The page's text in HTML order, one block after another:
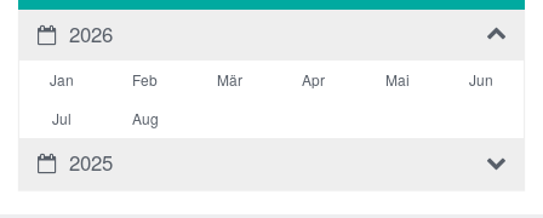
2026
Jan Feb Mär Apr Mai
Jun
Jul
Aug
2025